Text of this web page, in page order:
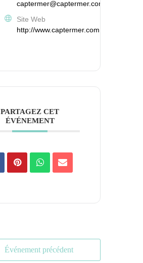
captermer@captermer.com
Site Web
http://www.captermer.com
PARTAGEZ CET
ÉVÉNEMENT
Événement précédent